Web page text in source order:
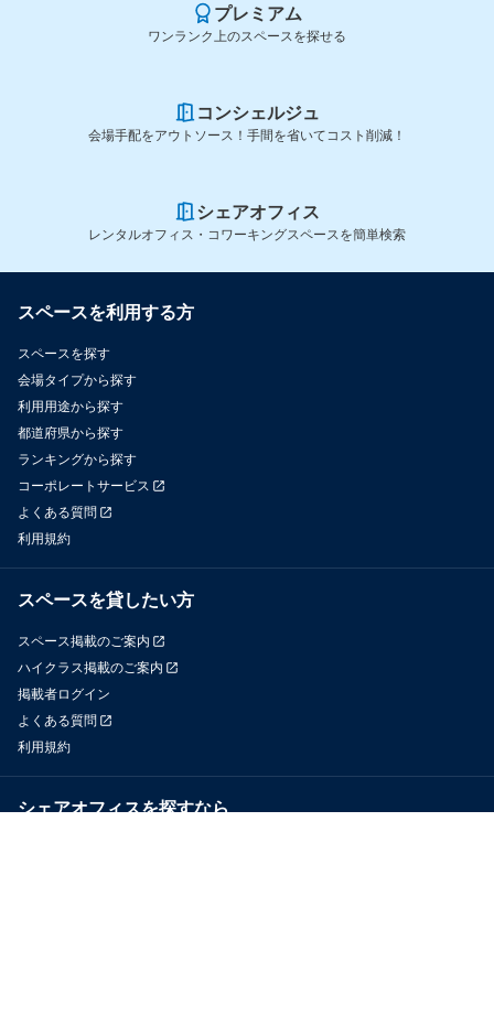
プレミアム
ワンランク上のスペースを探せる
コンシェルジュ
会場手配をアウトソース！手間を省いてコスト削減！
シェアオフィス
レンタルオフィス・コワーキングスペースを簡単検索
スペースを利用する方
スペースを探す
会場タイプから探す
利用用途から探す
都道府県から探す
ランキングから探す
コーポレートサービス
よくある質問
利用規約
スペースを貸したい方
スペース掲載のご案内
ハイクラス掲載のご案内
掲載者ログイン
よくある質問
利用規約
シェアオフィスを探すなら